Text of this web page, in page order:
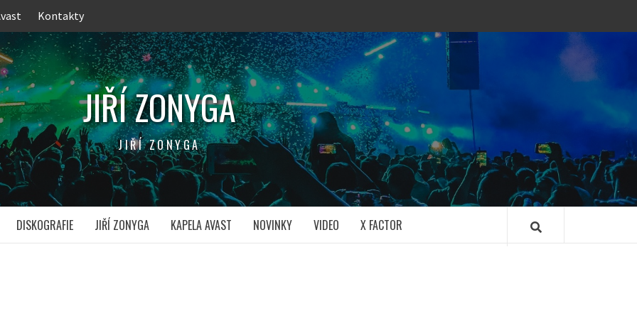
Kontakty
JIŘÍ ZONYGA
JIŘÍ ZONYGA
DISKOGRAFIE JIŘÍ ZONYGA KAPELA AVAST NOVINKY VIDEO X FACTOR